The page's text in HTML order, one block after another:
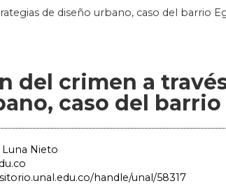
de diseño urbano, caso del barrio
del crimen a
caso del
Luna Nieto
handle/unal/58317